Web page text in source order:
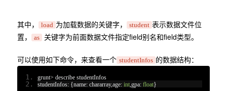
其中， load 为加载数据的关键字， student 表示数据文件位
置，
as 关键字为前面数据文件指定field别名和field类型。
可以使用如下命令，来查看一个 studentInfos 的数据结构：
grunt> describe studentInfos
studentInfos: {name: chararray,age: int, gpa: float}